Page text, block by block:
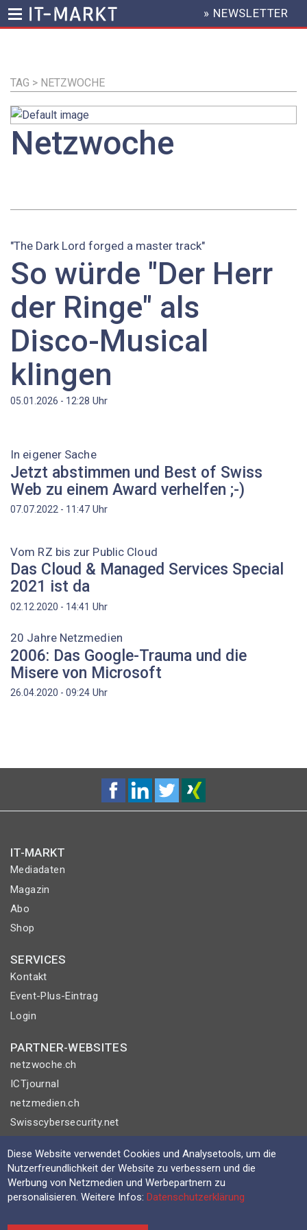
Inhalt
HEADER
MENU
» NEWSLETTER
TAG > NETZWOCHE
Netzwoche
"The Dark Lord forged a master track"
So würde "Der Herr
der Ringe" als
Disco-Musical
klingen
05.01.2026 - 12:28 Uhr
In eigener Sache
Jetzt abstimmen und Best of Swiss
Web zu einem Award verhelfen ;-)
07.07.2022 - 11:47 Uhr
Vom RZ bis zur Public Cloud
Das Cloud & Managed Services Special
2021 ist da
02.12.2020 - 14:41 Uhr
20 Jahre Netzmedien
2006: Das Google-Trauma und die
Misere von Microsoft
26.04.2020 - 09:24 Uhr
IT-MARKT
Mediadaten
Magazin
Abo
Shop
SERVICES
Kontakt
Event-Plus-Eintrag
Login
PARTNER-WEBSITES
netzwoche.ch
ICTjournal
netzmedien.ch
Swisscybersecurity.net
© NETZMEDIEN AG 2026
Impressum
Diese Website verwendet Cookies und Analysetools, um die
Nutzerfreundlichkeit der Website zu verbessern und die
Werbung von Netzmedien und Werbepartnern zu
personalisieren. Weitere Infos:Datenschutzerklärung